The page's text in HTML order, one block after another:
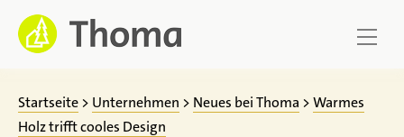
Zum
Inhalt
springen
Startseite > Unternehmen > Neues bei Thoma >Warmes
Holz trifft cooles Design